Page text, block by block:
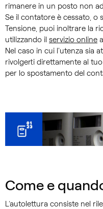
rimanere in un posto non
Se il contatore è cessato, o
Tensione, puoi inoltrare la
utilizzando il servizio online
Nel caso in cui l'utenza sia
rivolgerti direttamente al
per lo spostamento del
Come e
L’autolettura consiste nel